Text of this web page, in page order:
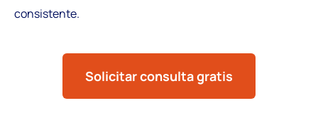
consistente.
Solicitar consulta gratis